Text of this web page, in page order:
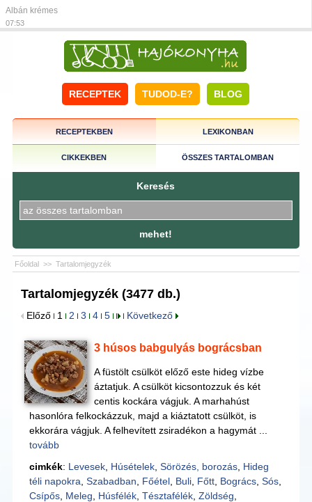
Albán krémes
07:53
RECEPTEK TUDOD-E? BLOG
RECEPTEKBEN LEXIKONBAN
CIKKEKBEN ÖSSZES TARTALOMBAN
Keresés
mehet!
Főoldal >> Tartalomjegyzék
Tartalomjegyzék (3477 db.)
Előző 1 2 3 4 5 Következő
3 húsos babgulyás bográcsban
A füstölt csülköt előző este hideg vízbe
áztatjuk. A csülköt kicsontozzuk és két
centis kockára vágjuk. A marhahúst
hasonlóra felkockázzuk, majd a kiáztatott csülköt, is
ekkorára vágjuk. A felhevített zsiradékon a hagymát ...
tovább
cimkék: Levesek, Húsételek, Sörözés, borozás, Hideg
téli napokra Szabadban Főétel, Buli, Főtt, Bogrács, Sós,
Csípős, Meleg Húsfélék, Tésztafélék, Zöldség